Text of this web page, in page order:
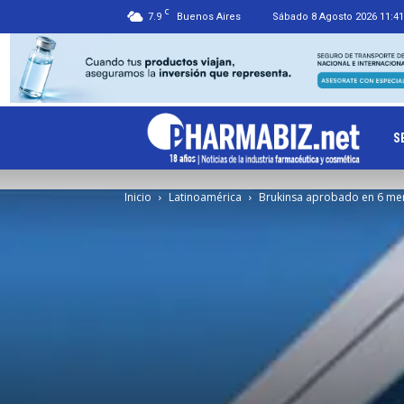
7.9 C Buenos Aires Sábado 8 Agosto 2026 11:41
Inicio Latinoamérica Brukinsa aprobado en 6